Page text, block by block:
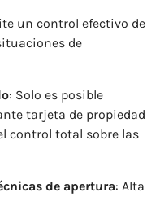
un control efectivo de
de
: Solo es posible
tarjeta de propiedad
control total sobre las
de apertura: Alta